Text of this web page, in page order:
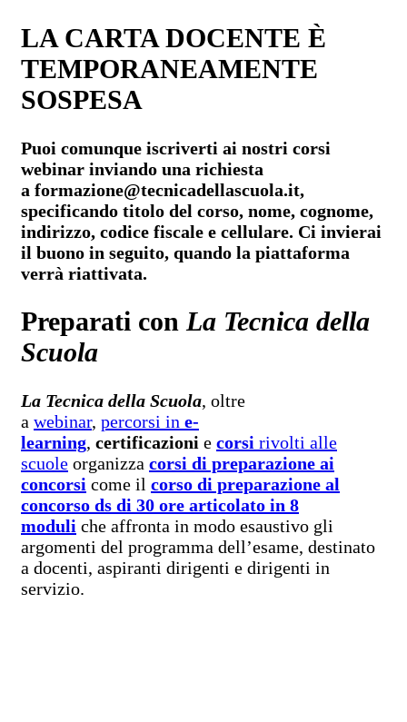
LA CARTA DOCENTE È
TEMPORANEAMENTE
SOSPESA
Puoi comunque iscriverti ai nostri corsi
webinar inviando una richiesta
a formazione@tecnicadellascuola.it,
specificando titolo del corso, nome, cognome,
indirizzo, codice fiscale e cellulare. Ci invierai
il buono in seguito, quando la piattaforma
verrà riattivata.
Preparati con La Tecnica della
Scuola
La Tecnica della Scuola, oltre
a webinar, percorsi in e-
learning, certificazioni e corsi rivolti alle
scuole organizza corsi di preparazione ai
concorsi come il corso di preparazione al
concorso ds di 30 ore articolato in 8
moduli che affronta in modo esaustivo gli
argomenti del programma dell’esame, destinato
a docenti, aspiranti dirigenti e dirigenti in
servizio.